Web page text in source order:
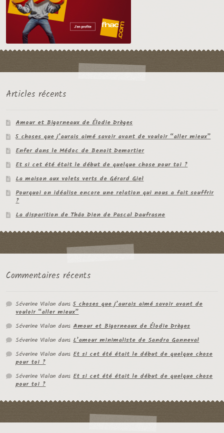
Articles récents
Amour et Bigorneaux de Élodie Drèges
5 choses que j’aurais aimé savoir avant de vouloir “aller mieux”
Enfer dans le Médoc de Benoit Demortier
Et si cet été était le début de quelque chose pour toi ?
La maison aux volets verts de Gérard Giel
Pourquoi on idéalise encore une relation qui nous a fait souffrir
?
La disparition de Thâo Dien de Pascal Daufrasne
Commentaires récents
Séverine Vialon dans5 choses que j’aurais aimé savoir avant de
vouloir “aller mieux”
Séverine Vialon dansAmour et Bigorneaux de Élodie Drèges
Séverine Vialon dansL’amour minimaliste de Sandra Ganneval
Séverine Vialon dansEt si cet été était le début de quelque chose
pour toi ?
Séverine Vialon dansEt si cet été était le début de quelque chose
pour toi ?